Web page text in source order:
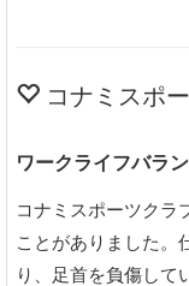
コナミスポ
ワークライフバラ
コナミスポーツクラ
ことがありました。
り、足首を負傷して